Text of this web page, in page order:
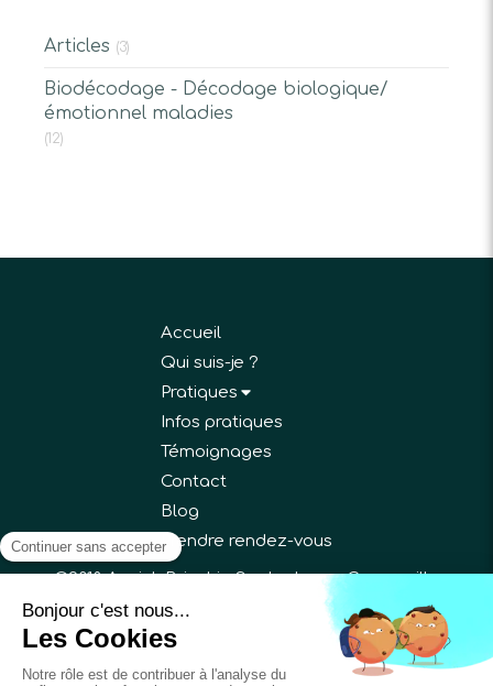
Articles (3)
Biodécodage - Décodage biologique/
émotionnel maladies
(12)
Accueil
Qui suis-je ?
Pratiques
Infos pratiques
Témoignages
Contact
Blog
Prendre rendez-vous
©2018 Annick Bricchi - Sophrologue Gargenville
Plan du site